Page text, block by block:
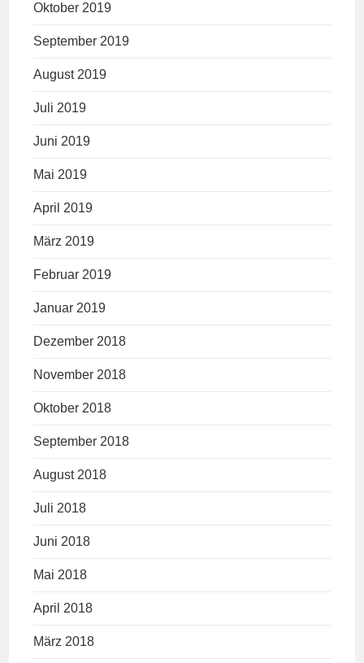
Oktober 2019
September 2019
August 2019
Juli 2019
Juni 2019
Mai 2019
April 2019
März 2019
Februar 2019
Januar 2019
Dezember 2018
November 2018
Oktober 2018
September 2018
August 2018
Juli 2018
Juni 2018
Mai 2018
April 2018
März 2018